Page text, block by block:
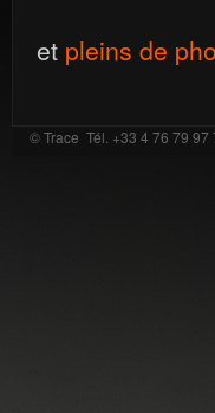
et pleins de
© Trace Tél. +33 4 76 79 97